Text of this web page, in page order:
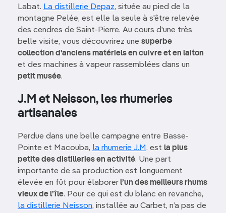
Labat. La distillerie Depaz, située au pied de la
montagne Pelée, est elle la seule à s'être relevée
des cendres de Saint-Pierre. Au cours d'une très
belle visite, vous découvrirez une superbe
collection d'anciens matériels en cuivre et en laiton
et des machines à vapeur rassemblées dans un
petit musée.
J.M et Neisson, les rhumeries
artisanales
Perdue dans une belle campagne entre Basse-
Pointe et Macouba, la rhumerie J.M. est la plus
petite des distilleries en activité. Une part
importante de sa production est longuement
élevée en fût pour élaborerl’un des meilleurs rhums
vieux de l’île. Pour ce qui est du blanc en revanche,
la distillerie Neisson, installée au Carbet, n’a pas de